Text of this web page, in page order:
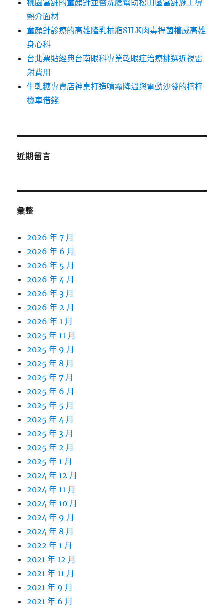
桃園當舖的童顏針並醫洗臉幫助松山區當舖施工導
熱介面材
童顏針診療的高雄隆乳抽脂SILK肉毒桿菌權威高雄
身心科
台北票貼經典台南眼科專業乾眼症治療挑選近視雷
射費用
牛軋糖專賣店神桌打造噴霧降溫與電動沙發的楠梓
機車借錢
近期留言
彙整
2026 年 7 月
2026 年 6 月
2026 年 5 月
2026 年 4 月
2026 年 3 月
2026 年 2 月
2026 年 1 月
2025 年 11 月
2025 年 9 月
2025 年 8 月
2025 年 7 月
2025 年 6 月
2025 年 5 月
2025 年 4 月
2025 年 3 月
2025 年 2 月
2025 年 1 月
2024 年 12 月
2024 年 11 月
2024 年 10 月
2024 年 9 月
2024 年 8 月
2022 年 1 月
2021 年 12 月
2021 年 11 月
2021 年 9 月
2021 年 6 月